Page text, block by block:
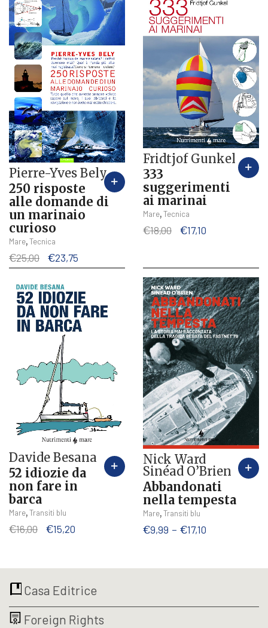
Pierre-Yves Bely
250 risposte
alle domande di
un marinaio
curioso
Mare,Tecnica
€25,00
Il
prezzo
originale
era:
€25,00.
€23,75
prezzo
è:
€23,75.
Fridtjof Gunkel
333
suggerimenti
ai marinai
Mare,Tecnica
€18,00
Il
era:
€18,00.
€17,10
è:
€17,10.
Davide Besana
52 idiozie da
non fare in
barca
Mare,Transiti blu
€16,00
Il
era:
€15,20
è:
Nick Ward
Sinéad O’Brien
Abbandonati
nella tempesta
Mare,Transiti blu
prodotto
possono
€9,99 - €17,10
da
€17,10
Casa Editrice
Foreign Rights